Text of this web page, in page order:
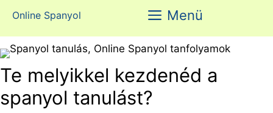
tartalomba
Online Spanyol Menü
Te melyikkel kezdenéd a
spanyol tanulást?